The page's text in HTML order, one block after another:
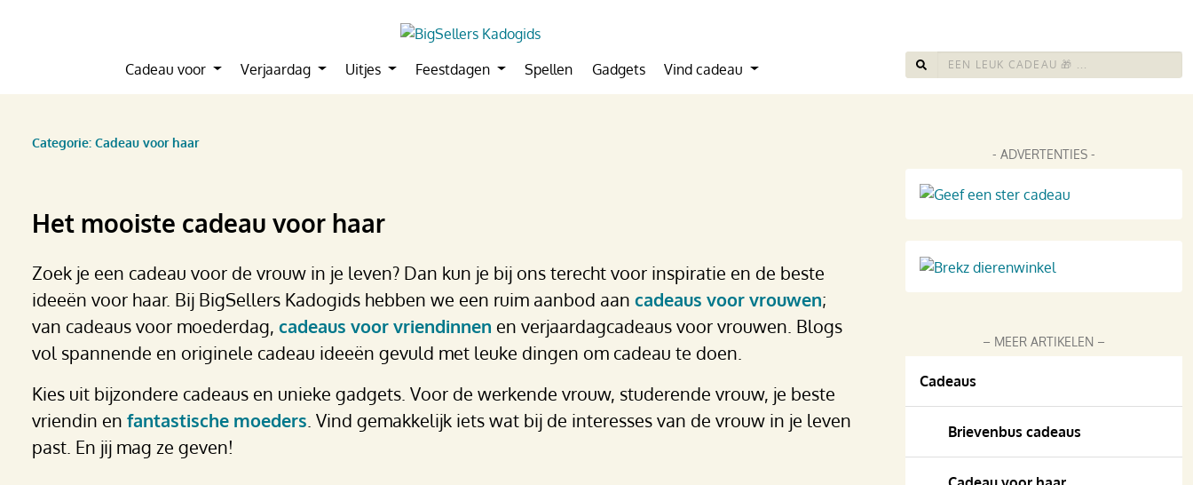
Cadeau voor Verjaardag Uitjes Feestdagen Spellen Gadgets Vind cadeau
Categorie: Cadeau voor haar
Het mooiste cadeau voor haar
Zoek je een cadeau voor de vrouw in je leven? Dan kun je bij ons terecht voor inspiratie en de beste
ideeën voor haar. Bij BigSellers Kadogids hebben we een ruim aanbod aan cadeaus voor vrouwen;
van cadeaus voor moederdag, cadeaus voor vriendinnen en verjaardagcadeaus voor vrouwen. Blogs
vol spannende en originele cadeau ideeën gevuld met leuke dingen om cadeau te doen.
Kies uit bijzondere cadeaus en unieke gadgets. Voor de werkende vrouw, studerende vrouw, je beste
vriendin en fantastische moeders . Vind gemakkelijk iets wat bij de interesses van de vrouw in je leven
past. En jij mag ze geven!
- ADVERTENTIES -
– MEER ARTIKELEN –
Cadeaus
Brievenbus cadeaus